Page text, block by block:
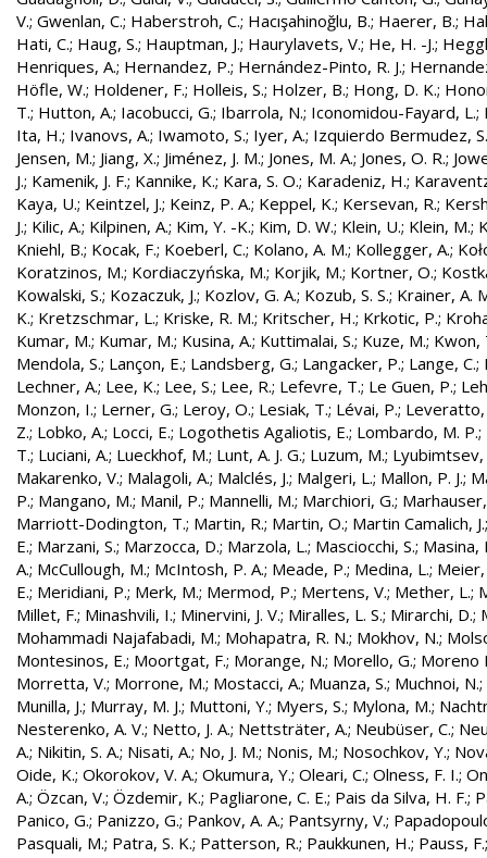
V.; Gwenlan, C.; Haberstroh, C.; Hacışahinoğlu, B.; Haerer, B.;
Hati, C.; Haug, S.; Hauptman, J.; Haurylavets, V.; He, H. -J.;
Henriques, A.; Hernandez, P.; Hernández-Pinto, R. J.;
Höfle, W.; Holdener, F.; Holleis, S.; Holzer, B.; Hong, D. K.;
T.; Hutton, A.; Iacobucci, G.; Ibarrola, N.; Iconomidou-Fayard, L.;
Ita, H.; Ivanovs, A.; Iwamoto, S.; Iyer, A.; Izquierdo Bermudez, S.
Jensen, M.; Jiang, X.; Jiménez, J. M.; Jones, M. A.; Jones, O. R.;
J.; Kamenik, J. F.; Kannike, K.; Kara, S. O.; Karadeniz, H.;
Kaya, U.; Keintzel, J.; Keinz, P. A.; Keppel, K.; Kersevan, R.;
J.; Kilic, A.; Kilpinen, A.; Kim, Y. -K.; Kim, D. W.; Klein, U.; Klein, M.;
Kniehl, B.; Kocak, F.; Koeberl, C.; Kolano, A. M.; Kollegger, A.;
Koratzinos, M.; Kordiaczyńska, M.; Korjik, M.; Kortner, O.;
Kowalski, S.; Kozaczuk, J.; Kozlov, G. A.; Kozub, S. S.; Krainer, A.
K.; Kretzschmar, L.; Kriske, R. M.; Kritscher, H.; Krkotic, P.;
Kumar, M.; Kumar, M.; Kusina, A.; Kuttimalai, S.; Kuze, M.; Kwon,
Mendola, S.; Lançon, E.; Landsberg, G.; Langacker, P.; Lange, C.;
Lechner, A.; Lee, K.; Lee, S.; Lee, R.; Lefevre, T.; Le Guen, P.;
Monzon, I.; Lerner, G.; Leroy, O.; Lesiak, T.; Lévai, P.; Leveratto,
Z.; Lobko, A.; Locci, E.; Logothetis Agaliotis, E.; Lombardo, M. P.;
T.; Luciani, A.; Lueckhof, M.; Lunt, A. J. G.; Luzum, M.; Lyubimtsev,
Makarenko, V.; Malagoli, A.; Malclés, J.; Malgeri, L.; Mallon, P. J.;
P.; Mangano, M.; Manil, P.; Mannelli, M.; Marchiori, G.;
Marriott-Dodington, T.; Martin, R.; Martin, O.; Martin Camalich, J.
E.; Marzani, S.; Marzocca, D.; Marzola, L.; Masciocchi, S.; Masina,
A.; McCullough, M.; McIntosh, P. A.; Meade, P.; Medina, L.; Meier,
E.; Meridiani, P.; Merk, M.; Mermod, P.; Mertens, V.; Mether, L.;
Millet, F.; Minashvili, I.; Minervini, J. V.; Miralles, L. S.; Mirarchi, D.;
Mohammadi Najafabadi, M.; Mohapatra, R. N.; Mokhov, N.;
Montesinos, E.; Moortgat, F.; Morange, N.; Morello, G.; Moreno
Morretta, V.; Morrone, M.; Mostacci, A.; Muanza, S.; Muchnoi, N.;
Munilla, J.; Murray, M. J.; Muttoni, Y.; Myers, S.; Mylona, M.;
Nesterenko, A. V.; Netto, J. A.; Nettsträter, A.; Neubüser, C.;
A.; Nikitin, S. A.; Nisati, A.; No, J. M.; Nonis, M.; Nosochkov, Y.;
Oide, K.; Okorokov, V. A.; Okumura, Y.; Oleari, C.; Olness, F. I.;
A.; Özcan, V.; Özdemir, K.; Pagliarone, C. E.; Pais da Silva, H. F.;
Panico, G.; Panizzo, G.; Pankov, A. A.; Pantsyrny, V.;
Pasquali, M.; Patra, S. K.; Patterson, R.; Paukkunen, H.; Pauss, F.